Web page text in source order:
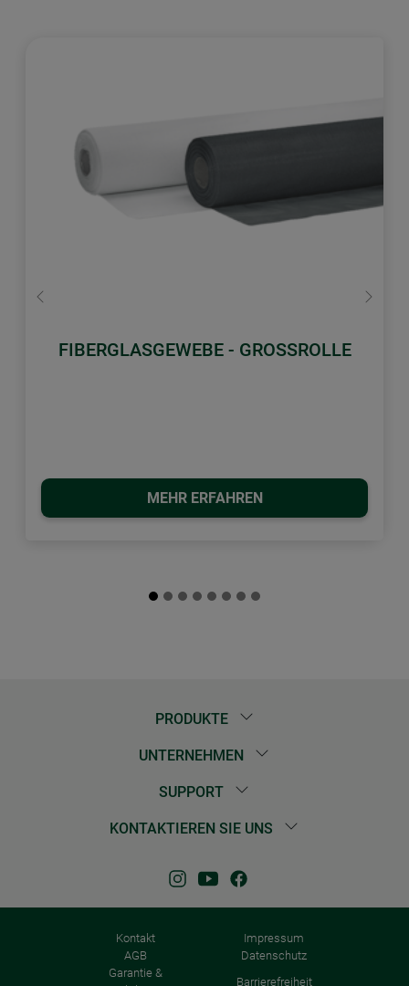
FIBERGLASGEWEBE - GROSSROLLE
MEHR ERFAHREN
Zurück Weiter
PRODUKTE
UNTERNEHMEN
SUPPORT
KONTAKTIEREN SIE UNS
Kontakt
Impressum
AGB
Datenschutz
Garantie &
Barrierefreiheit